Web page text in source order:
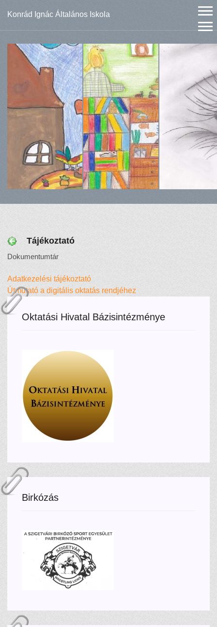
Konrád Ignác Általános Iskola
Tájékoztató
Dokumentumtár
Adatkezelési tájékoztató
Útmutató a digitális oktatás rendjéhez
Oktatási Hivatal Bázisintézménye
Birkózás